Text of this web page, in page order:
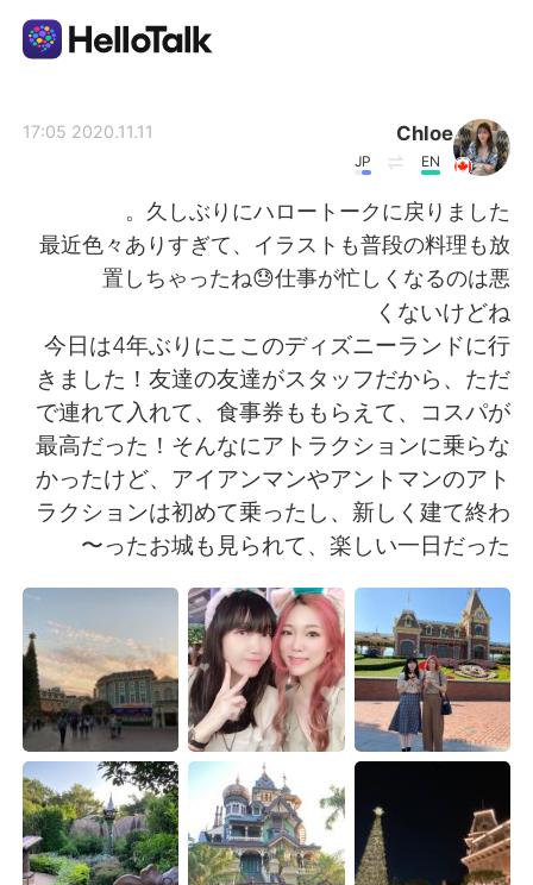
العربية
English 简体中文
繁體中文 Español
Français Deutsch
日本語 한국어
ไทย
Indonesia Italiano
Türkçe Tiếng Việt
Português
Chloe
EN
JP
2020.11.11 17:05
久しぶりにハロートークに戻りました。
最近色々ありすぎて、イラストも普段の料理も放
置しちゃったね😓仕事が忙しくなるのは悪
くないけどね
今日は4年ぶりにここのディズニーランドに行
きました！友達の友達がスタッフだから、ただ
で連れて入れて、食事券ももらえて、コスパが
最高だった！そんなにアトラクションに乗らな
かったけど、アイアンマンやアントマンのアト
ラクションは初めて乗ったし、新しく建て終わ
ったお城も見られて、楽しい一日だった〜